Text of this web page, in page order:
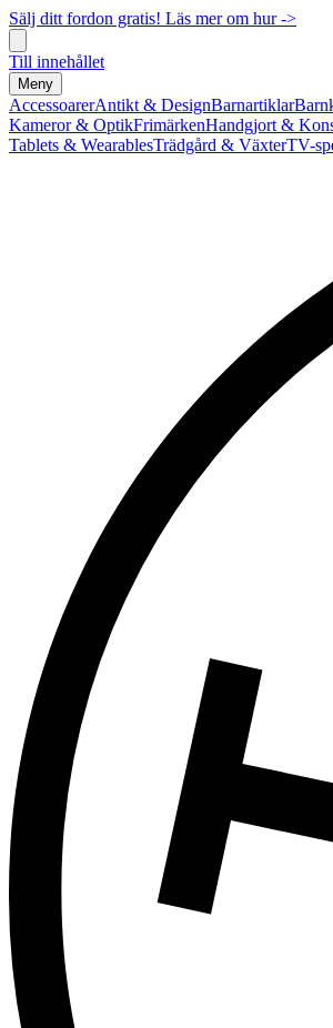
Sälj ditt fordon gratis! Läs mer om hur ->
Till innehållet
Meny
AccessoarerAntikt & DesignBarnartiklar
Kameror & OptikFrimärkenHandgjort &
Tablets & WearablesTrädgård & VäxterTV-